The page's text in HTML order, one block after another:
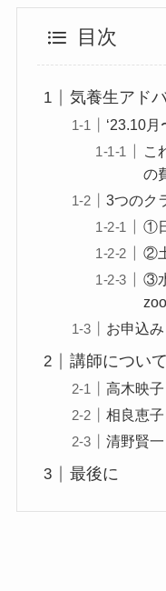
目次
気養生アド
‘23.10
こ
の
3つのク
①
②
③
お申込み
講師について
高木映
相良恵
清野賢
最後に